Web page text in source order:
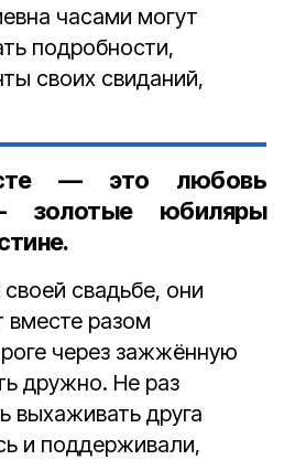
часами могут
подробности,
своих свиданий,
— это любовь
золотые юбиляры
свадьбе, они
разом
через зажжённую
дружно. Не раз
выхаживать друга
и поддерживали,